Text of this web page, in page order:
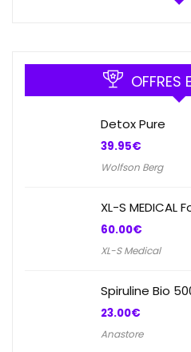
OFFRES
Detox Pure
39.95€
Wolfson Berg
XL-S MEDICAL
60.00€
XL-S Medical
Spiruline Bio
23.00€
Anastore